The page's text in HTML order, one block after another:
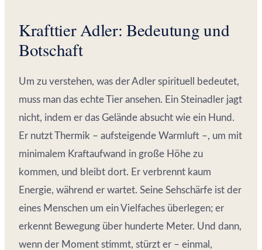
Krafttier Adler: Bedeutung und
Botschaft
Um zu verstehen, was der Adler spirituell bedeutet,
muss man das echte Tier ansehen. Ein Steinadler jagt
nicht, indem er das Gelände absucht wie ein Hund.
Er nutzt Thermik – aufsteigende Warmluft –, um mit
minimalem Kraftaufwand in große Höhe zu
kommen, und bleibt dort. Er verbrennt kaum
Energie, während er wartet. Seine Sehschärfe ist der
eines Menschen um ein Vielfaches überlegen; er
erkennt Bewegung über hunderte Meter. Und dann,
wenn der Moment stimmt, stürzt er – einmal,